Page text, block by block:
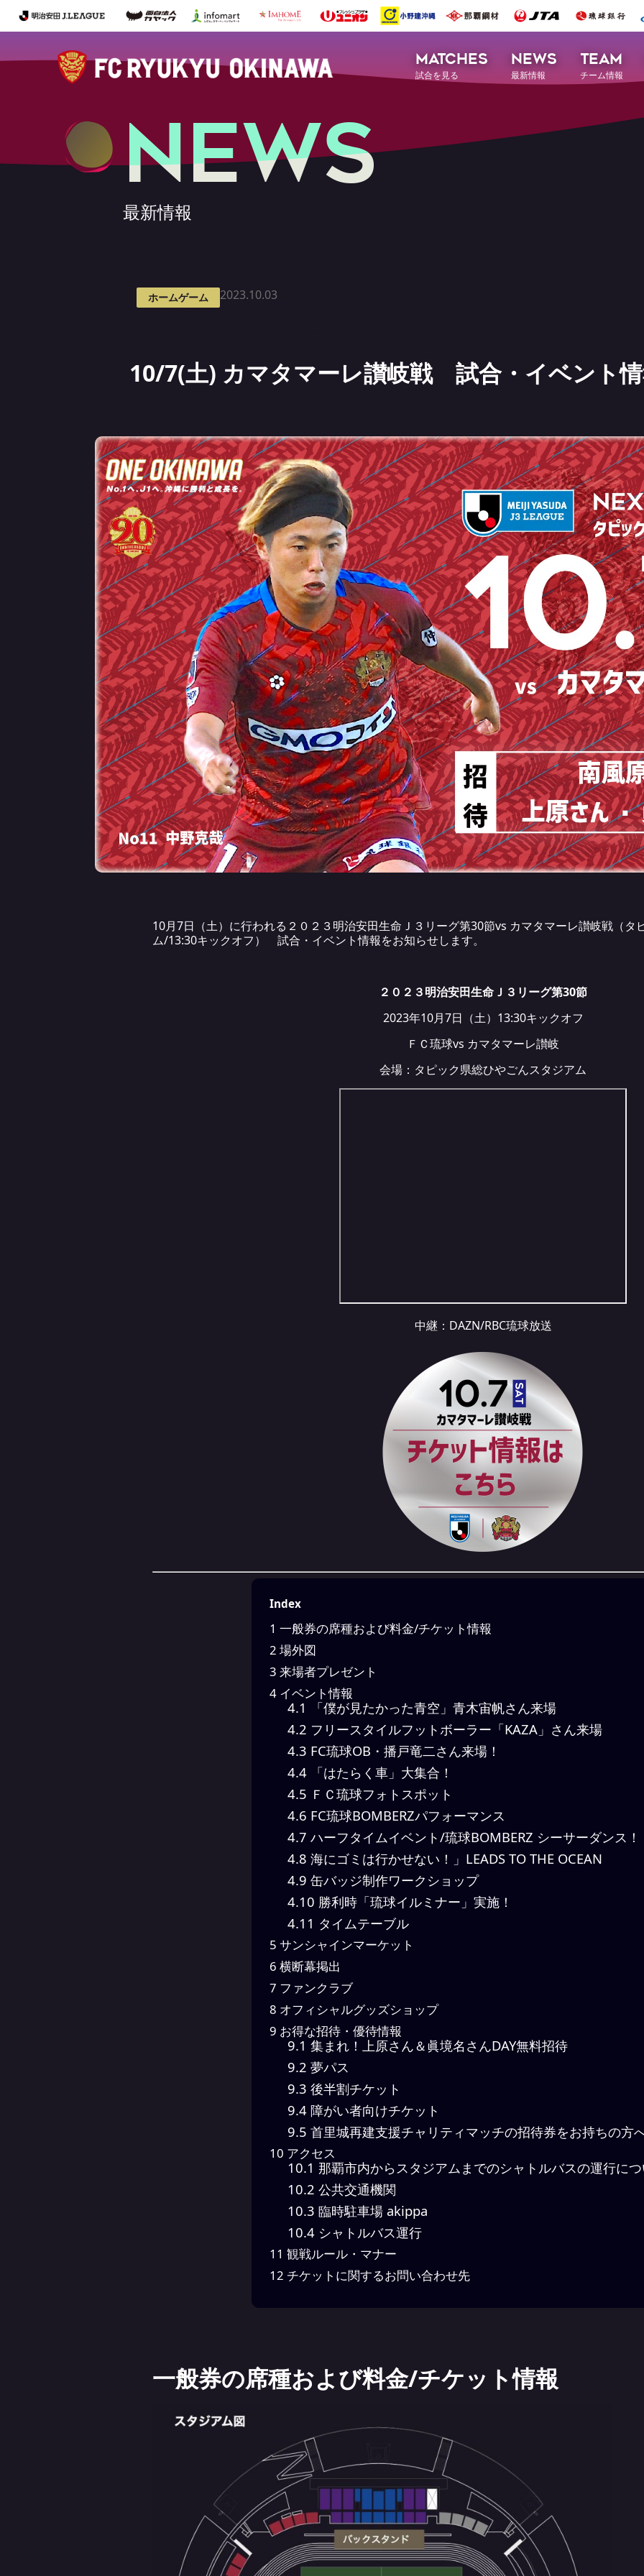
MATCHES
試合を見る
NEWS
最新情報
TEAM
チーム情報
NEWS
最新情報
ホームゲーム 2023.10.03
10/7(土) カマタマーレ讃岐戦 試合・イベント
10月7日（土）に行われる２０２３明治安田生命Ｊ３リーグ第30節vs カマタマーレ讃岐戦（タ
ム/13:30キックオフ） 試合・イベント情報をお知らせします。
２０２３明治安田生命Ｊ３リーグ第30節
2023年10月7日（土）13:30キックオフ
ＦＣ琉球vs カマタマーレ讃岐
会場：タピック県総ひやごんスタジアム
中継： DAZN/RBC琉球放送
Index
1 一般券の席種および料金/チケット情報
2 場外図
3 来場者プレゼント
4 イベント情報
4.1
「僕が見たかった青空」青木宙帆さん来場
4.2 フリースタイルフットボーラー「KAZA」さん来場
4.3 FC琉球OB・播戸竜二さん来場！
4.4 「はたらく車」大集合！
4.5 ＦＣ琉球フォトスポット
4.6 FC琉球BOMBERZパフォーマンス
4.7 ハーフタイムイベント/琉球BOMBERZ シーサーダンス！
4.8 海にゴミは行かせない！」LEADS TO THE OCEAN
4.9 缶バッジ制作ワークショップ
4.10 勝利時「琉球イルミナー」実施！
4.11 タイムテーブル
5 サンシャインマーケット
6 横断幕掲出
7 ファンクラブ
8 オフィシャルグッズショップ
9 お得な招待・優待情報
9.1 集まれ！上原さん＆眞境名さんDAY無料招待
9.2 夢パス
9.3 後半割チケット
9.4 障がい者向けチケット
9.5 首里城再建支援チャリティマッチの招待券をお持ちの方
10 アクセス
10.1 那覇市内からスタジアムまでのシャトルバスの運行に
10.2 公共交通機関
10.3 臨時駐車場 akippa
10.4 シャトルバス運行
11 観戦ルール・マナー
12 チケットに関するお問い合わせ先
一般券の席種および料金/チケット情報